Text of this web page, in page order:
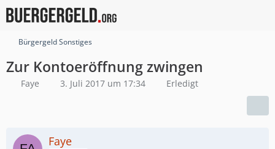
Bürgergeld Sonstiges
Zur Kontoeröffnung zwingen
Faye 3. Juli 2017 um 17:34 Erledigt
Faye